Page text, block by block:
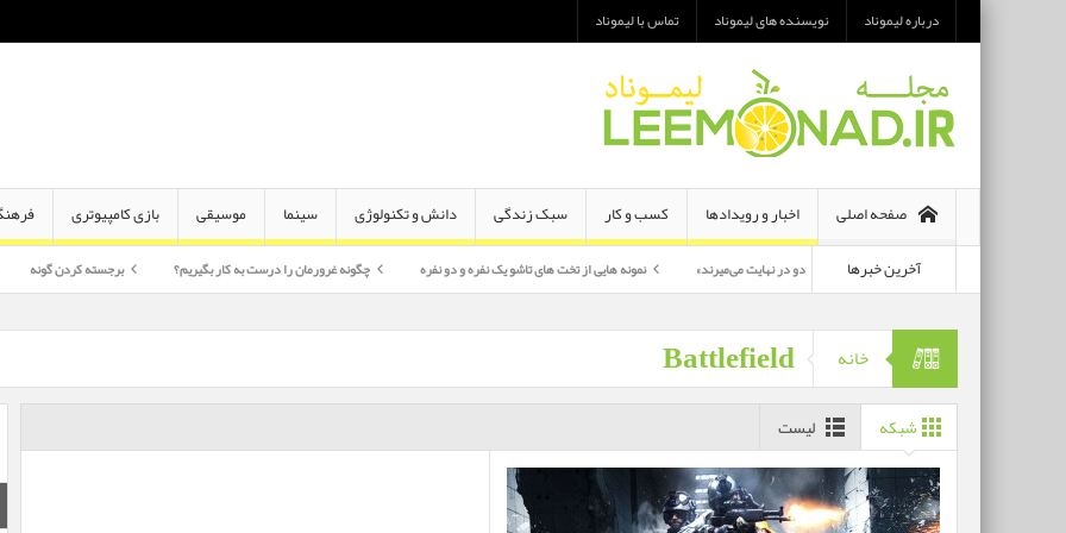
درباره لیموناد نویسنده های لیموناد تماس با لیموناد
صفحه اصلی اخبار و رویدادها کسب و کار سبک زندگی دانش و تکنولوژی سینما موسیقی بازی کامپیوتری
آخرین خبرها
معرفی رمان «هر دو در نهایت می‌میرند» نمونه هایی از تخت های تاشو یک نفره و دو نفره چگونه غرورمان را درست به کار بگیریم؟ برجسته کردن گونه اختلاف
خانه Battlefield
شبکه لیست